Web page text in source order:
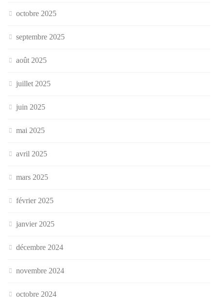
octobre 2025
septembre 2025
août 2025
juillet 2025
juin 2025
mai 2025
avril 2025
mars 2025
février 2025
janvier 2025
décembre 2024
novembre 2024
octobre 2024